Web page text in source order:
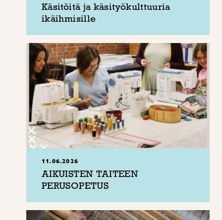
Käsitöitä ja käsityökulttuuria
ikäihmisille
11.06.2026
AIKUISTEN TAITEEN
PERUSOPETUS